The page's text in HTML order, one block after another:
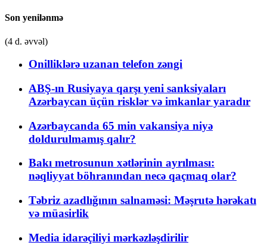
Son yenilənmə
(4 d. əvvəl)
Onilliklərə uzanan telefon zəngi
ABŞ-ın Rusiyaya qarşı yeni sanksiyaları
Azərbaycan üçün risklər və imkanlar yaradır
Azərbaycanda 65 min vakansiya niyə
doldurulmamış qalır?
Bakı metrosunun xətlərinin ayrılması:
nəqliyyat böhranından necə qaçmaq olar?
Təbriz azadlığının salnaməsi: Məşrutə hərəkatı
və müasirlik
Media idarəçiliyi mərkəzləşdirilir